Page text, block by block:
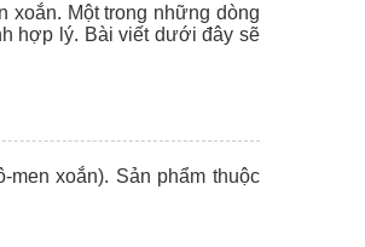
xoắn. Một trong những dòng
hợp lý. Bài viết dưới đây sẽ
xoắn). Sản phẩm thuộc